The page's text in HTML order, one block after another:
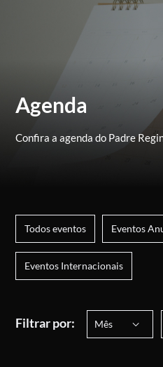
Agenda
Confira a agenda do Padre
Todos eventos Eventos
Eventos Internacionais
Filtrar por: Mês